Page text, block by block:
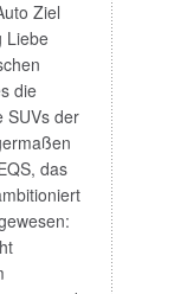
Ziel
Liebe
die
SUVs der
das